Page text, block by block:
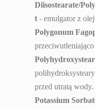
Diisostearate/
t - emulgator z
Polygonum
przed utratą wody.
Potassium